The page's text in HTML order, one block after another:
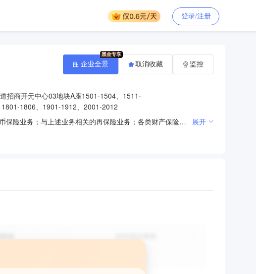
登录/注册
招商开元中心03地块A座1501-1504、1511-
1806、1901-1912、2001-2012
财产损失保险、责任保险、信用保险、意外伤害保险、短期健康保险、保证保险等人民币或外币保险业务；与上述业务相关的再保险业务；各类财产保险、意外伤害保险、短期健康保险及其再保险的服务与咨询业务；代理保险机构办理有关业务；国家法律法规规定的或国家保险监管机构批准的其他业务。^ 展开
企业全景 取消收藏 监控